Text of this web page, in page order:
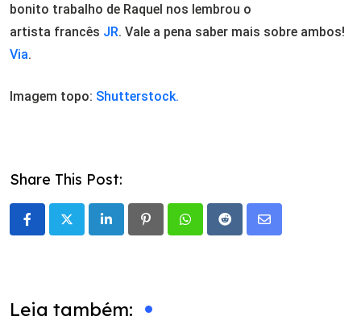
bonito trabalho de Raquel nos lembrou o
artista francês JR. Vale a pena saber mais sobre ambos!
Via.
Imagem topo: Shutterstock.
Share This Post:
LinkedIn PinterestWhatsappRedditShare
Leia também: